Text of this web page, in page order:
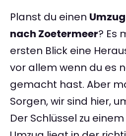
Planst du einen
nach Zoetermeer? Es
ersten Blick eine
vor allem wenn du es
gemacht hast. Aber
Sorgen, wir sind hier,
Der Schlüssel zu